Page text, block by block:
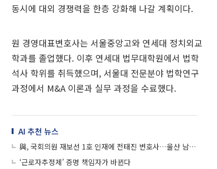
동시에 대외 경쟁력을 한층 강화해 나갈 계획이다.
원 경영대표변호사는 서울중앙고와 연세대 정치외교
학과를 졸업했다. 이후 연세대 법무대학원에서 법학
석사 학위를 취득했으며, 서울대 전문분야 법학연구
과정에서 M&A 이론과 실무 과정을 수료했다.
AI 추천 뉴스
與, 국회의원 재보선 1호 인재에 전태진 변호사…울산 남갑 출마
‘근로자추정제’ 증명 책임자가 바뀐다